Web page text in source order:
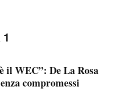
il WEC”: De La Rosa
compromessi